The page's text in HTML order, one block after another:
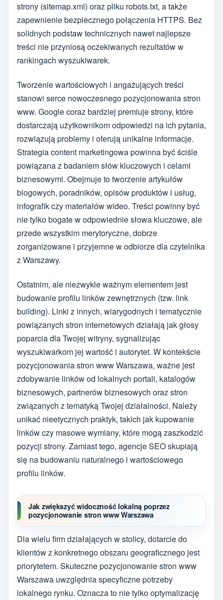
strony (sitemap.xml) oraz pliku robots.txt, a także
zapewnienie bezpiecznego połączenia HTTPS. Bez
solidnych podstaw technicznych nawet najlepsze
treści nie przyniosą oczekiwanych rezultatów w
rankingach wyszukiwarek.
Tworzenie wartościowych i angażujących treści
stanowi serce nowoczesnego pozycjonowania stron
www. Google coraz bardziej premiuje strony, które
dostarczają użytkownikom odpowiedzi na ich pytania,
rozwiązują problemy i oferują unikalne informacje.
Strategia content marketingowa powinna być ściśle
powiązana z badaniem słów kluczowych i celami
biznesowymi. Obejmuje to tworzenie artykułów
blogowych, poradników, opisów produktów i usług,
infografik czy materiałów wideo. Treści powinny być
nie tylko bogate w odpowiednie słowa kluczowe, ale
przede wszystkim merytoryczne, dobrze
zorganizowane i przyjemne w odbiorze dla czytelnika
z Warszawy.
Ostatnim, ale niezwykle ważnym elementem jest
budowanie profilu linków zewnętrznych (tzw. link
building). Linki z innych, wiarygodnych i tematycznie
powiązanych stron internetowych działają jak głosy
poparcia dla Twojej witryny, sygnalizując
wyszukiwarkom jej wartość i autorytet. W kontekście
pozycjonowania stron www Warszawa, ważne jest
zdobywanie linków od lokalnych portali, katalogów
biznesowych, partnerów biznesowych oraz stron
związanych z tematyką Twojej działalności. Należy
unikać nieetycznych praktyk, takich jak kupowanie
linków czy masowe wymiany, które mogą zaszkodzić
pozycji strony. Zamiast tego, agencje SEO skupiają
się na budowaniu naturalnego i wartościowego
profilu linków.
Jak zwiększyć widoczność lokalną poprzez
pozycjonowanie stron www Warszawa
Dla wielu firm działających w stolicy, dotarcie do
klientów z konkretnego obszaru geograficznego jest
priorytetem. Skuteczne pozycjonowanie stron www
Warszawa uwzględnia specyficzne potrzeby
lokalnego rynku. Oznacza to nie tylko optymalizację